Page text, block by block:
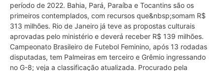
período de 2022. Bahia, Pará, Paraíba e Tocantins são os
primeiros contemplados, com recursos que&nbsp;somam R$
313 milhões. Rio de Janeiro já teve as propostas culturais
aprovadas pelo ministério e deverá receber R$ 139 milhões.
Campeonato Brasileiro de Futebol Feminino, após 13 rodadas
disputadas, tem Palmeiras em terceiro e Grêmio ingressando
no G-8; veja a classificação atualizada. Procurado pela